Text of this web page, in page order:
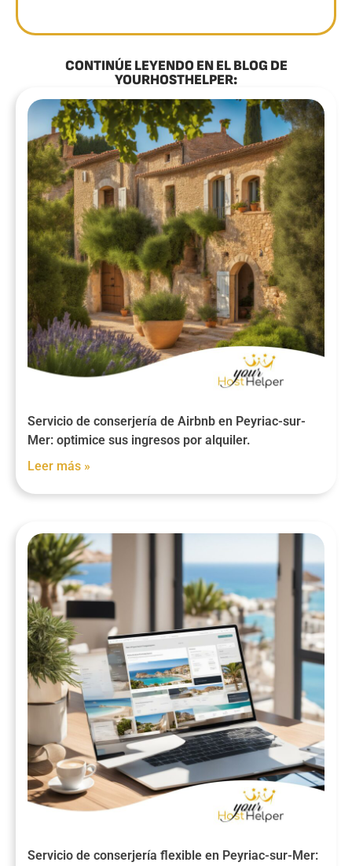
CONTINÚE LEYENDO EN EL BLOG DE
YOURHOSTHELPER:
Servicio de conserjería de Airbnb en Peyriac-sur-
Mer: optimice sus ingresos por alquiler.
Leer más »
Servicio de conserjería flexible en Peyriac-sur-Mer: